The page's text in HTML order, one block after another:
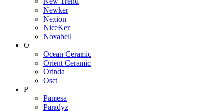
Newker
Nexion
NiceKer
Novabell
O
Ocean Ceramic
Orient Ceramic
Orinda
Oset
P
Pamesa
Paradyz